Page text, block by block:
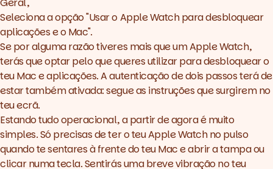
Seleciona a opção "Usar o Apple Watch para desbloquear
aplicações e o Mac".
Se por alguma razão tiveres mais que um Apple Watch,
terás que optar pelo que queres utilizar para desbloquear o
teu Mac e aplicações. A autenticação de dois passos terá de
estar também ativada: segue as instruções que surgirem no
teu ecrã.
Estando tudo operacional, a partir de agora é muito
simples. Só precisas de ter o teu Apple Watch no pulso
quando te sentares à frente do teu Mac e abrir a tampa ou
clicar numa tecla. Sentirás uma breve vibração no teu